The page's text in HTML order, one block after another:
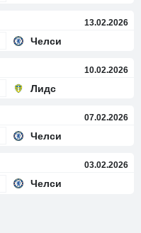
Челси
13.02.2026
Лидс
10.02.2026
Челси
07.02.2026
Челси
03.02.2026